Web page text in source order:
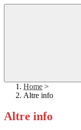
Home >
Altre info
Altre info